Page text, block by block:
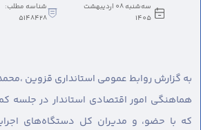
سه‌شنبه 08 اردیبهشت
1405
شناسه مطلب:
5148428
به گزارش روابط عمومی استانداری قزوین ،
هماهنگی امور اقتصادی استاندار در جلسه
که با حضو، و مدیران کل دستگاه‌های